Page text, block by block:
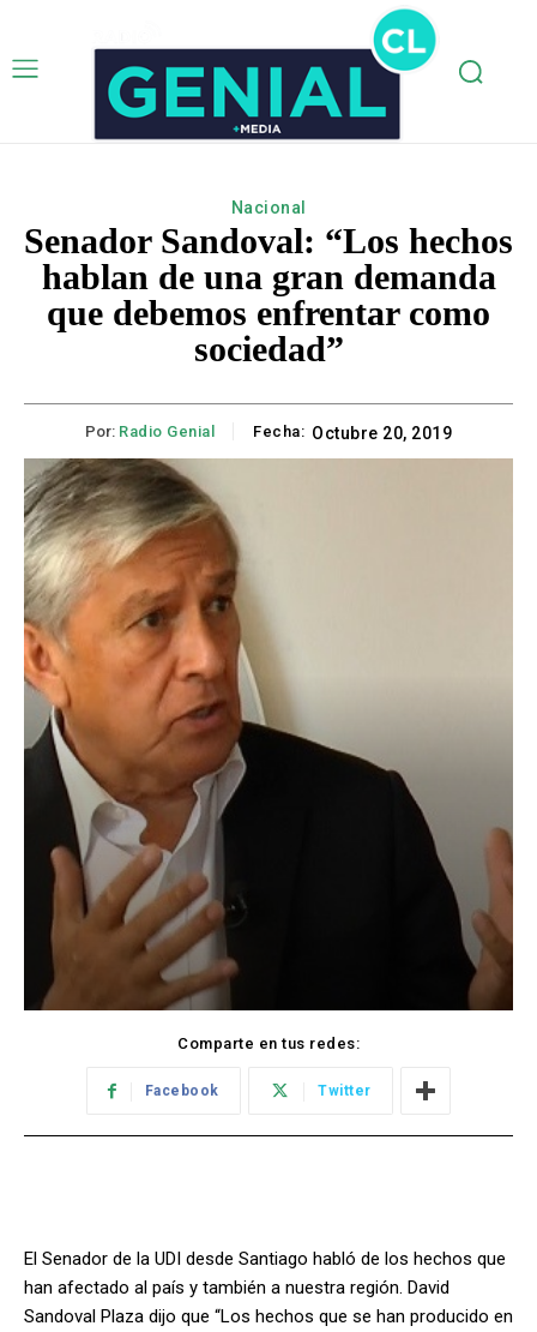
Nacional
Senador Sandoval: “Los hechos
hablan de una gran demanda
que debemos enfrentar como
sociedad”
Por: Radio Genial Fecha: Octubre 20, 2019
Comparte en tus redes:
Facebook Twitter
El Senador de la UDI desde Santiago habló de los hechos que
han afectado al país y también a nuestra región. David
Sandoval Plaza dijo que “Los hechos que se han producido en